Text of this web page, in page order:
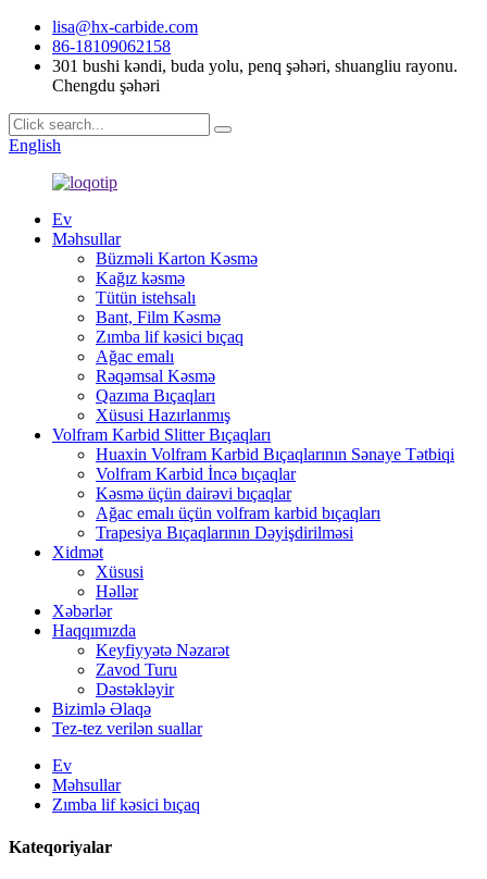
lisa@hx-carbide.com
86-18109062158
301 bushi kəndi, buda yolu, penq şəhəri, shuangliu rayonu.
Chengdu şəhəri
English
Ev
Məhsullar
Büzməli Karton Kəsmə
Kağız kəsmə
Tütün istehsalı
Bant, Film Kəsmə
Zımba lif kəsici bıçaq
Ağac emalı
Rəqəmsal Kəsmə
Qazıma Bıçaqları
Xüsusi Hazırlanmış
Volfram Karbid Slitter Bıçaqları
Huaxin Volfram Karbid Bıçaqlarının Sənaye Tətbiqi
Volfram Karbid İncə bıçaqlar
Kəsmə üçün dairəvi bıçaqlar
Ağac emalı üçün volfram karbid bıçaqları
Trapesiya Bıçaqlarının Dəyişdirilməsi
Xidmət
Xüsusi
Həllər
Xəbərlər
Haqqımızda
Keyfiyyətə Nəzarət
Zavod Turu
Dəstəkləyir
Bizimlə Əlaqə
Tez-tez verilən suallar
Ev
Məhsullar
Zımba lif kəsici bıçaq
Kateqoriyalar